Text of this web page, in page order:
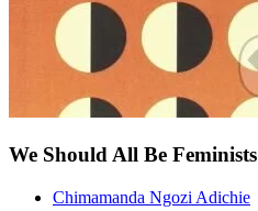
We Should All Be Feminists
Chimamanda Ngozi Adichie